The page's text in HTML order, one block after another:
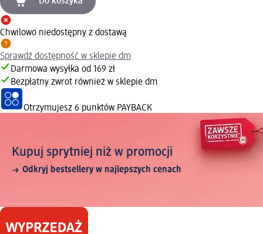
Chwilowo niedostępny z dostawą
Sprawdź dostępność w sklepie dm
Darmowa wysyłka od 169 zł
Bezpłatny zwrot również w sklepie dm
Otrzymujesz 6 punktów PAYBACK
Kupuj sprytniej niż w promocji
Odkryj bestsellery w najlepszych cenach